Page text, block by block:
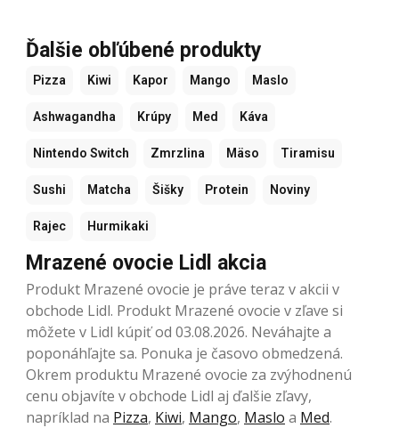
Ďalšie obľúbené produkty
Pizza Kiwi Kapor Mango Maslo
Ashwagandha Krúpy Med Káva
Nintendo Switch Zmrzlina Mäso Tiramisu
Sushi Matcha Šišky Protein Noviny
Rajec Hurmikaki
Mrazené ovocie Lidl akcia
Produkt Mrazené ovocie je práve teraz v akcii v
obchode Lidl. Produkt Mrazené ovocie v zľave si
môžete v Lidl kúpiť od 03.08.2026. Neváhajte a
poponáhľajte sa. Ponuka je časovo obmedzená.
Okrem produktu Mrazené ovocie za zvýhodnenú
cenu objavíte v obchode Lidl aj ďalšie zľavy,
napríklad na Pizza, Kiwi, Mango, Maslo a Med.